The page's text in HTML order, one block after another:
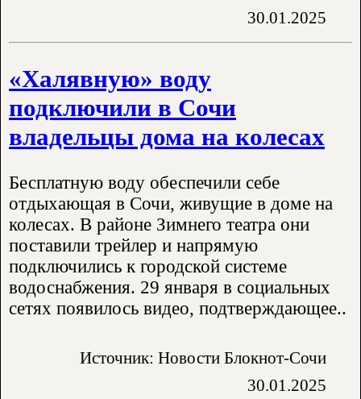
30.01.2025
«Халявную» воду
подключили в Сочи
владельцы дома на колесах
Бесплатную воду обеспечили себе
отдыхающая в Сочи, живущие в доме на
колесах. В районе Зимнего театра они
поставили трейлер и напрямую
подключились к городской системе
водоснабжения. 29 января в социальных
сетях появилось видео, подтверждающее..
Источник: Новости Блокнот-Сочи
30.01.2025